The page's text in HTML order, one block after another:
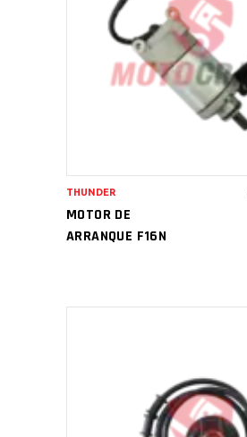
AÑADIR AL CARRITO
MOTOR DE
ARRANQUE F16N
THUNDER